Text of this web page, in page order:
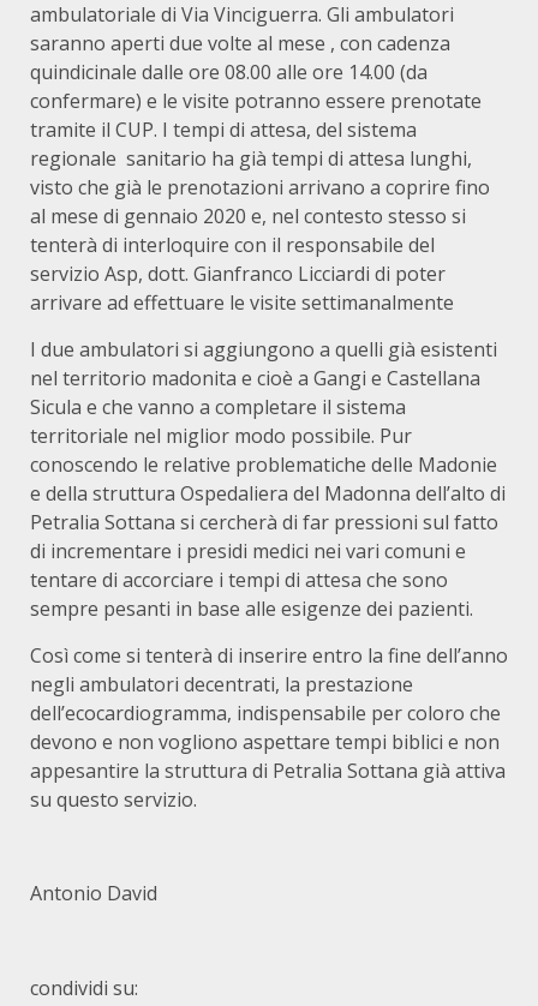
ambulatoriale di Via Vinciguerra. Gli ambulatori
saranno aperti due volte al mese , con cadenza
quindicinale dalle ore 08.00 alle ore 14.00 (da
confermare) e le visite potranno essere prenotate
tramite il CUP. I tempi di attesa, del sistema
regionale sanitario ha già tempi di attesa lunghi,
visto che già le prenotazioni arrivano a coprire fino
al mese di gennaio 2020 e, nel contesto stesso si
tenterà di interloquire con il responsabile del
servizio Asp, dott. Gianfranco Licciardi di poter
arrivare ad effettuare le visite settimanalmente
I due ambulatori si aggiungono a quelli già esistenti
nel territorio madonita e cioè a Gangi e Castellana
Sicula e che vanno a completare il sistema
territoriale nel miglior modo possibile. Pur
conoscendo le relative problematiche delle Madonie
e della struttura Ospedaliera del Madonna dell’alto di
Petralia Sottana si cercherà di far pressioni sul fatto
di incrementare i presidi medici nei vari comuni e
tentare di accorciare i tempi di attesa che sono
sempre pesanti in base alle esigenze dei pazienti.
Così come si tenterà di inserire entro la fine dell’anno
negli ambulatori decentrati, la prestazione
dell’ecocardiogramma, indispensabile per coloro che
devono e non vogliono aspettare tempi biblici e non
appesantire la struttura di Petralia Sottana già attiva
su questo servizio.
Antonio David
condividi su: